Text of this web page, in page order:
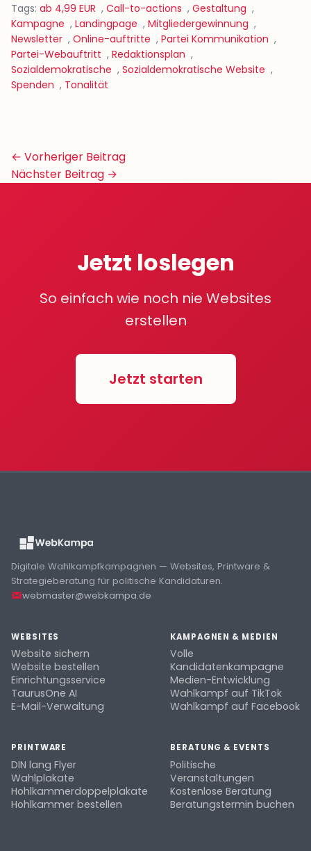
Tags: ab 4,99 EUR , Call-to-actions , Gestaltung ,
Kampagne , Landingpage , Mitgliedergewinnung ,
Newsletter , Online-auftritte , Partei Kommunikation ,
Partei-Webauftritt , Redaktionsplan ,
Sozialdemokratische , Sozialdemokratische Website ,
Spenden , Tonalität
Beitrags-
Navigation
← Vorheriger Beitrag
Nächster Beitrag →
Jetzt loslegen
So einfach wie noch nie Websites
erstellen
Jetzt starten
Digitale Wahlkampfkampagnen — Websites, Printware &
Strategieberatung für politische Kandidaturen.
webmaster@webkampa.de
WEBSITES
Website sichern
Website bestellen
Einrichtungsservice
TaurusOne AI
E-Mail-Verwaltung
KAMPAGNEN & MEDIEN
Volle
Kandidatenkampagne
Medien-Entwicklung
Wahlkampf auf TikTok
Wahlkampf auf Facebook
PRINTWARE
DIN lang Flyer
Wahlplakate
Hohlkammerdoppelplakate
Hohlkammer bestellen
BERATUNG & EVENTS
Politische
Veranstaltungen
Kostenlose Beratung
Beratungstermin buchen